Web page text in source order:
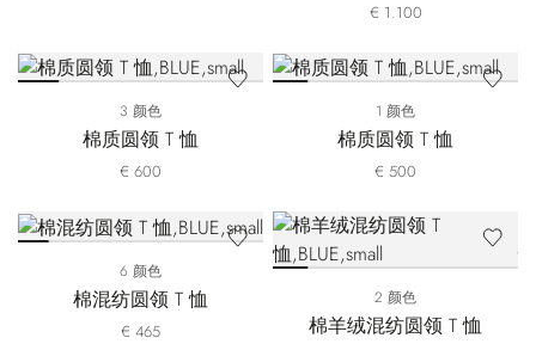
€ 1.100
3 颜色
棉质圆领 T 恤
€ 600
1 颜色
棉质圆领 T 恤
€ 500
6 颜色
棉混纺圆领 T 恤
€ 465
2 颜色
棉羊绒混纺圆领 T 恤